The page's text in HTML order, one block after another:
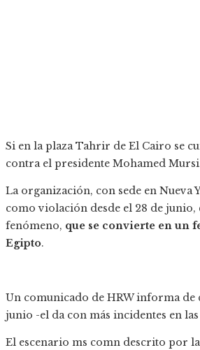
Si en la plaza Tahrir de El Cairo se
contra el presidente Mohamed
La organización, con sede en
como violación desde el 28 de
fenómeno, que se convierte en un
Egipto.
Un comunicado de HRW informa de
junio -el da con más incidentes en
El escenario ms comn descrito por